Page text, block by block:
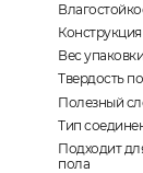
Конструкция
Вес
Твердость
Полезный
Тип
Подходит
пола